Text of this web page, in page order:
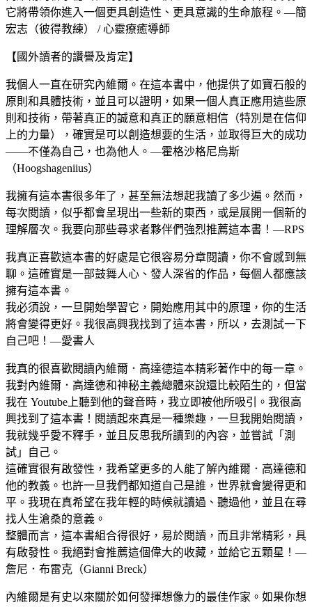
它將帶領你進入一個更具創造性、更具意識的生命旅程。—簡
宏志（彼得教練） / 心靈療癒導師
【國外讀者的讚譽及肯定】
我個人一直在研究內維爾。在這本書中，他提供了如寶石般的
原則和具體技術，並且可以證明，如果一個人真正應用這些原
則和技術，帶著真正的誠意和真正的願意相信（特別是在信仰
上的力量），確實是可以創造想要的生活，並取得巨大的成功
——不僅為自己，也為他人。—霍格沙格尼烏斯
（Hoogshageniius）
我擁有這本書很多年了，甚至無法想起我讀了多少遍。然而，
每次閱讀，似乎都會呈現出一些新的東西，或是展開一個新的
理解層次。我要向那些尋求者夥伴們強烈推薦這本書！—RPS
我真正喜歡這本書的好處是它很容易分章閱讀，你不會感到無
聊。這確實是一部鼓舞人心、發人深省的作品，每個人都應該
擁有這本書。
我必須說，一旦開始學習它，開始應用其中的原理，你的生活
將會變得更好。我很高興我找到了這本書，所以，去測試一下
自己吧！—愛書人
我真的很喜歡閱讀內維爾．高達德這本精彩著作中的每一章。
我對內維爾．高達德和神秘主義總體來說還比較陌生的，但當
我在 Youtube上聽到他的聲音時，我立即被他所吸引。我很高
興找到了這本書！閱讀起來真是一種樂趣，一旦我開始閱讀，
我就幾乎愛不釋手，並且反思我所讀到的內容，並嘗試「測
試」自己。
這確實很有啟發性，我希望更多的人能了解內維爾．高達德和
他的教義。也許一旦我們都知道自己是誰，世界就會變得更和
平。我現在真希望在我年輕的時候就讀過、聽過他，並且在尋
找人生滄桑的意義。
整體而言，這本書組合得很好，易於閱讀，而且非常精彩，具
有啟發性。我絕對會推薦這個偉大的收藏，並給它五顆星！—
詹尼．布雷克（Gianni Breck）
內維爾是有史以來關於如何發揮想像力的最佳作家。如果你想